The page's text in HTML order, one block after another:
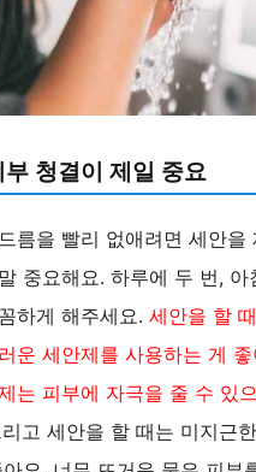
부 청결이 제일 중요
름을 빨리 없애려면 세안을
중요해요. 하루에 두 번, 아
하게 해주세요. 세안을 할
운 세안제를 사용하는 게
는 피부에 자극을 줄 수 있
고 세안을 할 때는 미지근